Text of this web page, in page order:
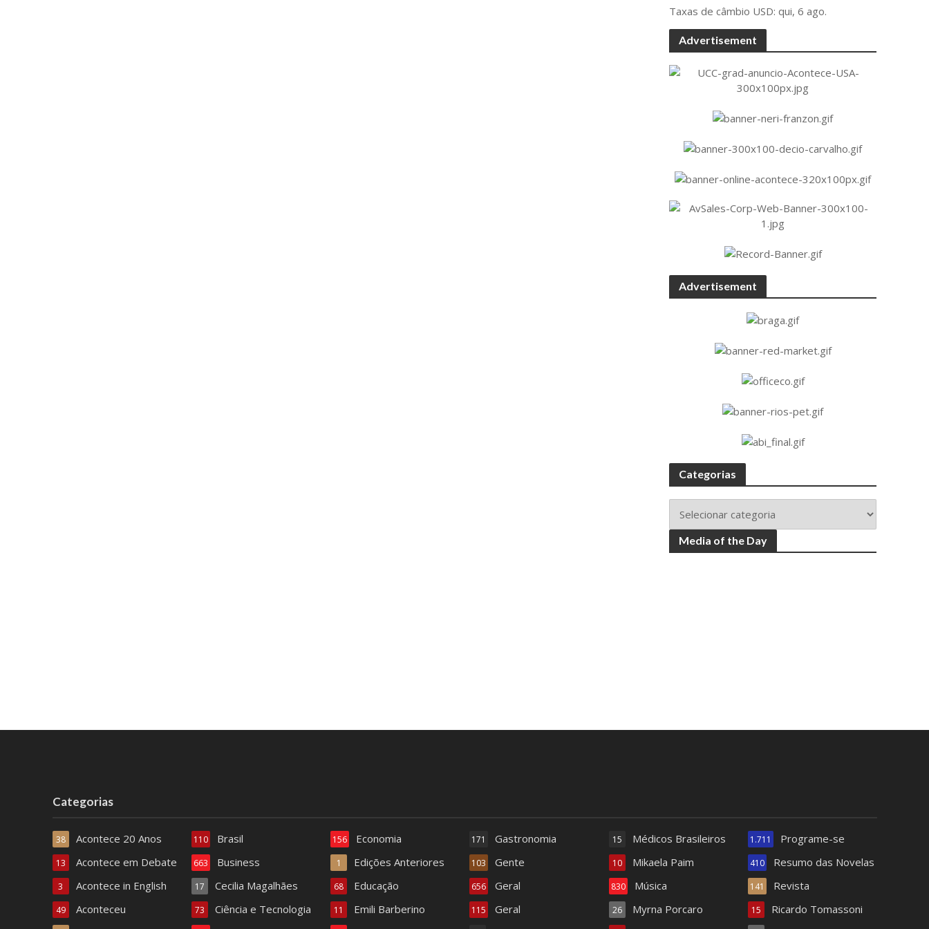
Taxas de câmbio USD: qui, 6 ago.
Advertisement
Advertisement
Categorias
Media of the Day
Categorias
Acontece 20 Anos
38
Acontece em Debate
13
Acontece in English
3
Aconteceu
49
Brasil
110
Business
663
Cecilia Magalhães
17
Ciência e Tecnologia
73
Economia
156
Edições Anteriores
1
Educação
68
Emili Barberino
11
Gastronomia
171
Gente
103
Geral
656
Geral
115
Médicos Brasileiros
15
Mikaela Paim
10
Música
830
Myrna Porcaro
26
Programe-se
1.711
Resumo das Novelas
410
Revista
141
Ricardo Tomassoni
15